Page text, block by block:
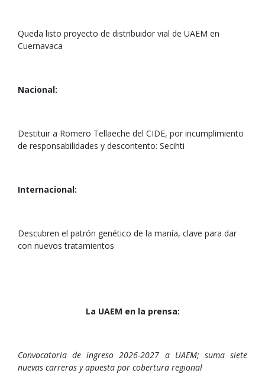
Queda listo proyecto de distribuidor vial de UAEM en
Cuernavaca
Nacional:
Destituir a Romero Tellaeche del CIDE, por incumplimiento
de responsabilidades y descontento: Secihti
Internacional:
Descubren el patrón genético de la manía, clave para dar
con nuevos tratamientos
La UAEM en la prensa:
Convocatoria de ingreso 2026-2027 a UAEM; suma siete
nuevas carreras y apuesta por cobertura regional